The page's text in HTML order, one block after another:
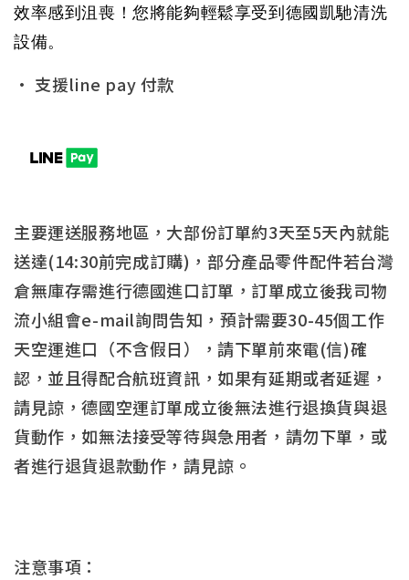
效率感到沮喪！您將能夠輕鬆享受到德國凱馳清洗
設備。
• 支援line pay 付款
主要運送服務地區，大部份訂單約3天至5天內就能
送達(14:30前完成訂購)，部分產品零件配件若台灣
倉無庫存需進行德國進口訂單，訂單成立後我司物
流小組會e-mail詢問告知，預計需要30-45個工作
天空運進口（不含假日），請下單前來電(信)確
認，並且得配合航班資訊，如果有延期或者延遲，
請見諒，德國空運訂單成立後無法進行退換貨與退
貨動作，如無法接受等待與急用者，請勿下單，或
者進行退貨退款動作，請見諒。
注意事項：